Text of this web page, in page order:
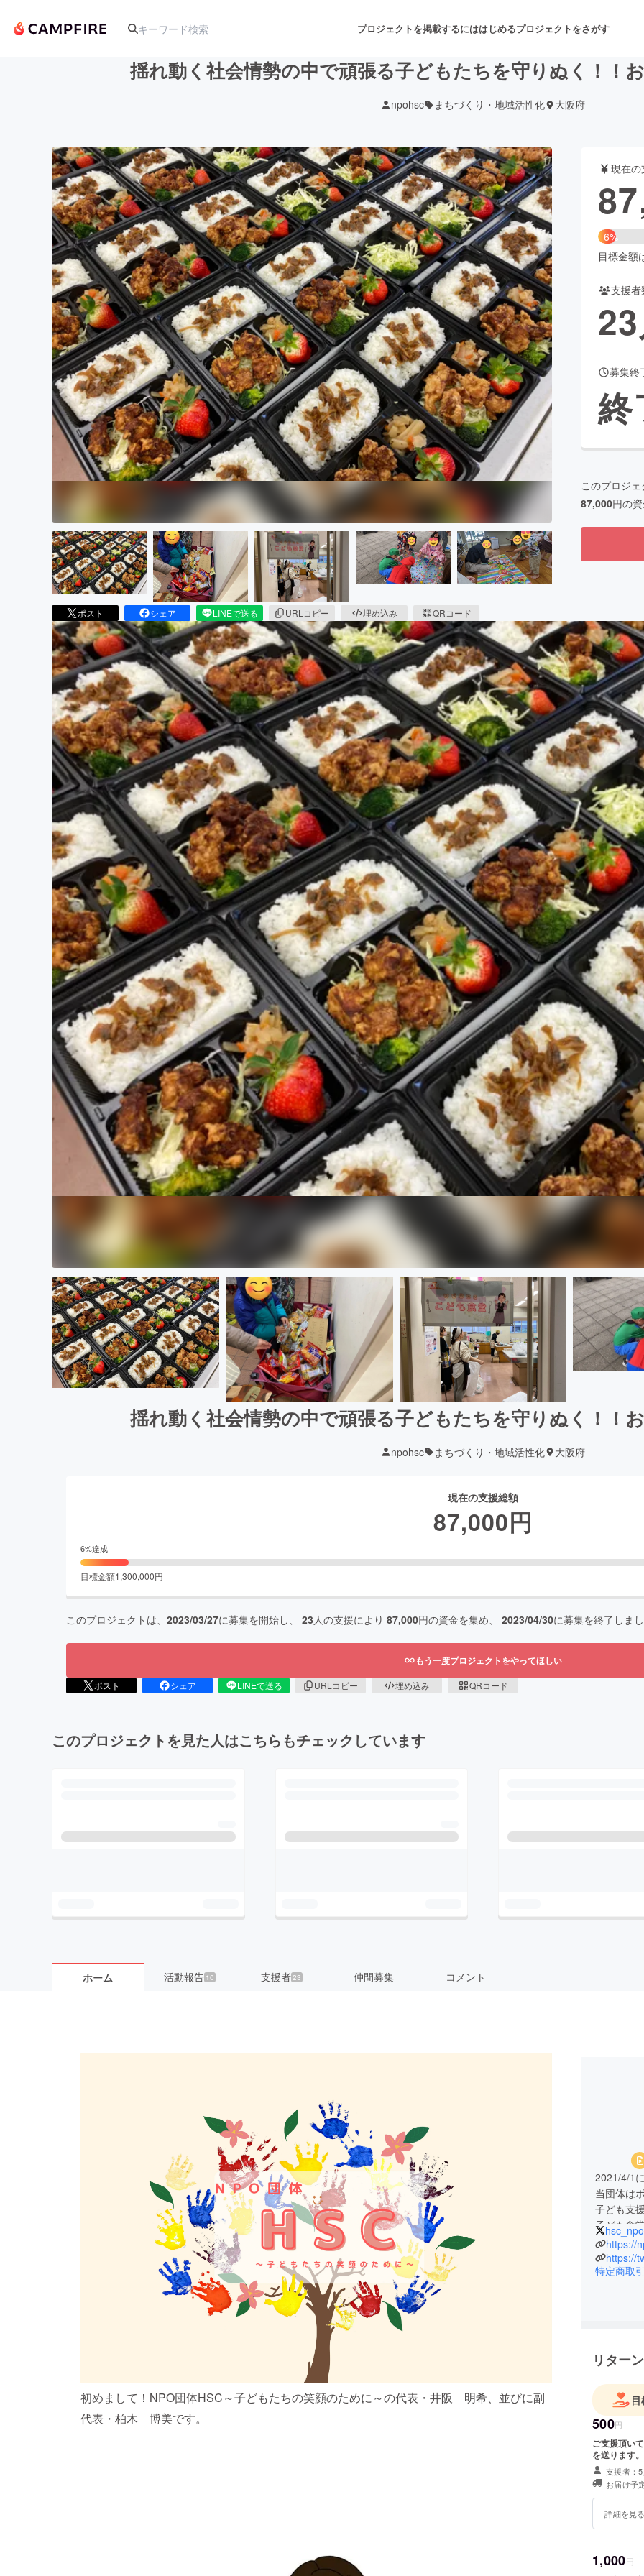
プロジェクトを掲載するにははじめるプロジェクトをさがす
アート・写真 音楽 舞台・パフォーマンス
テクノロジー・ガジェット ゲーム・サービス開発 フード・飲食店
映像・映画 書籍・雑誌出版 アニメ・漫画
ビジネス・起業 チャレンジ ビューティー・ヘルスケ
まちづくり・地域活性化
CAMPFIRE for Social GoodCAMPFIRE Creation
CAMPFIREふるさと納税machi-yaコミュニティ
揺れ動く社会情勢の中で頑張る子どもたちを守りぬく！！
npohsc まちづくり・地域活性化 大阪府
ポスト シェア LINEで送る URLコピー 埋め込み QRコード
現在
6%
目標金額
支援者
23
募集終
終
このプロジ
87,000円の
揺れ動く社会情勢の中で頑張る子どもたちを守りぬく！！
npohsc まちづくり・地域活性化 大阪府
現在の支援総額
87,000円
6%達成
目標金額1,300,000円
このプロジェクトは、 2023/03/27に募集を開始し、 23 人の支援により 87,000円の資金を集め、 2023/04/30に募集を終了しま
もう一度プロジェクトをやってほしい
ポスト シェア LINEで送る URLコピー 埋め込み QRコード
このプロジェクトを見た人はこちらもチェックしています
ホーム 活動報告 10 支援者 23 仲間募集 コメント
初めまして！NPO団体HSC～子どもたちの笑顔のために～の代表・井阪 明希、並びに副
代表・柏木 博美です。
2021/4/1
当団体は
子ども支
子ども食
等を行っ
スタッフ
hsc_npo
https://
https://
特定商取
リター
500円
ご支援頂い
を送ります。
支援者：
お届け予
詳細を見
1,000円